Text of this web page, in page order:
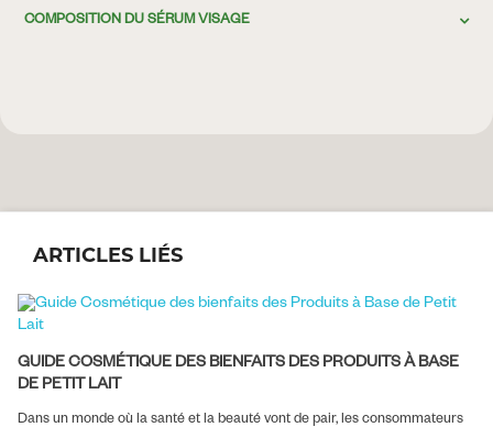
COMPOSITION DU SÉRUM VISAGE
ARTICLES LIÉS
GUIDE COSMÉTIQUE DES BIENFAITS DES PRODUITS À BASE
DE PETIT LAIT
Dans un monde où la santé et la beauté vont de pair, les consommateurs